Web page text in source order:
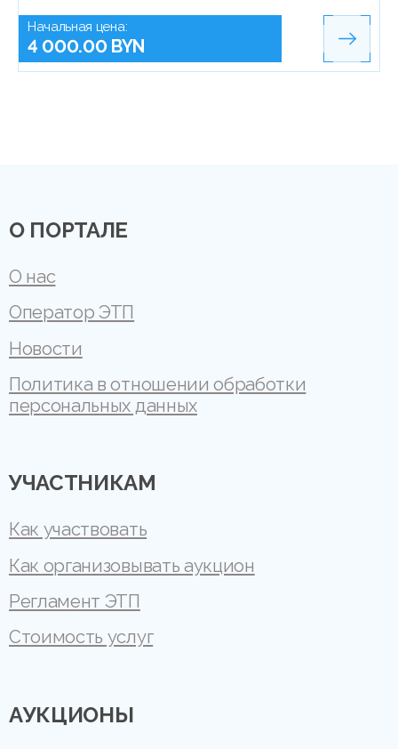
Начальная цена:
4 000.00 BYN
О ПОРТАЛЕ
О нас
Оператор ЭТП
Новости
Политика в отношении обработки
персональных данных
УЧАСТНИКАМ
Как участвовать
Как организовывать аукцион
Регламент ЭТП
Стоимость услуг
АУКЦИОНЫ